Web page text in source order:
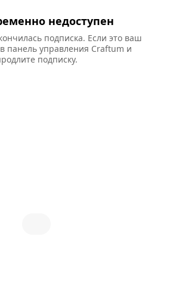
недоступен
подписка. Если это ваш
панель управления Craftum и
подписку.